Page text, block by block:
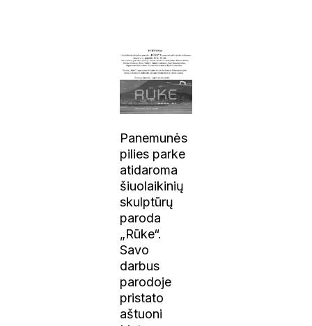
Panemunės
pilies parke
atidaroma
šiuolaikinių
skulptūrų
paroda
„Rūke“.
Savo
darbus
parodoje
pristato
aštuoni